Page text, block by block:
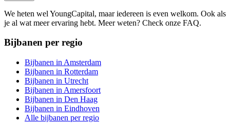
We heten wel YoungCapital, maar iedereen is even welkom. Ook als
je al wat meer ervaring hebt. Meer weten? Check onze FAQ.
Bijbanen per regio
Bijbanen in Amsterdam
Bijbanen in Rotterdam
Bijbanen in Utrecht
Bijbanen in Amersfoort
Bijbanen in Den Haag
Bijbanen in Eindhoven
Alle bijbanen per regio